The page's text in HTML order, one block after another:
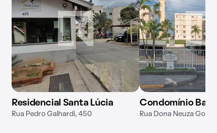
Residencial Santa Lúcia
Rua Pedro Galhardi, 450
Condomínio
Rua Dona Neuza